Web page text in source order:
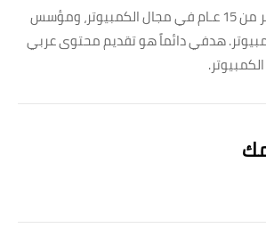
خبرة لاكثر من 15 عـام في مجال الكمبيوتر، ومؤسس
هدفي دائماً هو تقديم محتوى عربي